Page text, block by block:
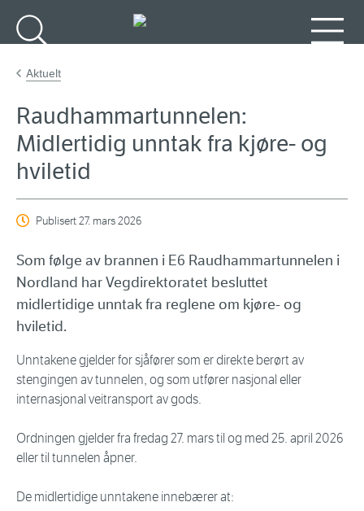
Aktuelt
Raudhammartunnelen:
Midlertidig unntak fra kjøre- og
hviletid
Publisert27. mars 2026
Som følge av brannen i E6 Raudhammartunnelen i
Nordland har Vegdirektoratet besluttet
midlertidige unntak fra reglene om kjøre- og
hviletid.
Unntakene gjelder for sjåfører som er direkte berørt av
stengingen av tunnelen, og som utfører nasjonal eller
internasjonal veitransport av gods.
Ordningen gjelder fra fredag 27. mars til og med 25. april 2026
eller til tunnelen åpner.
De midlertidige unntakene innebærer at: